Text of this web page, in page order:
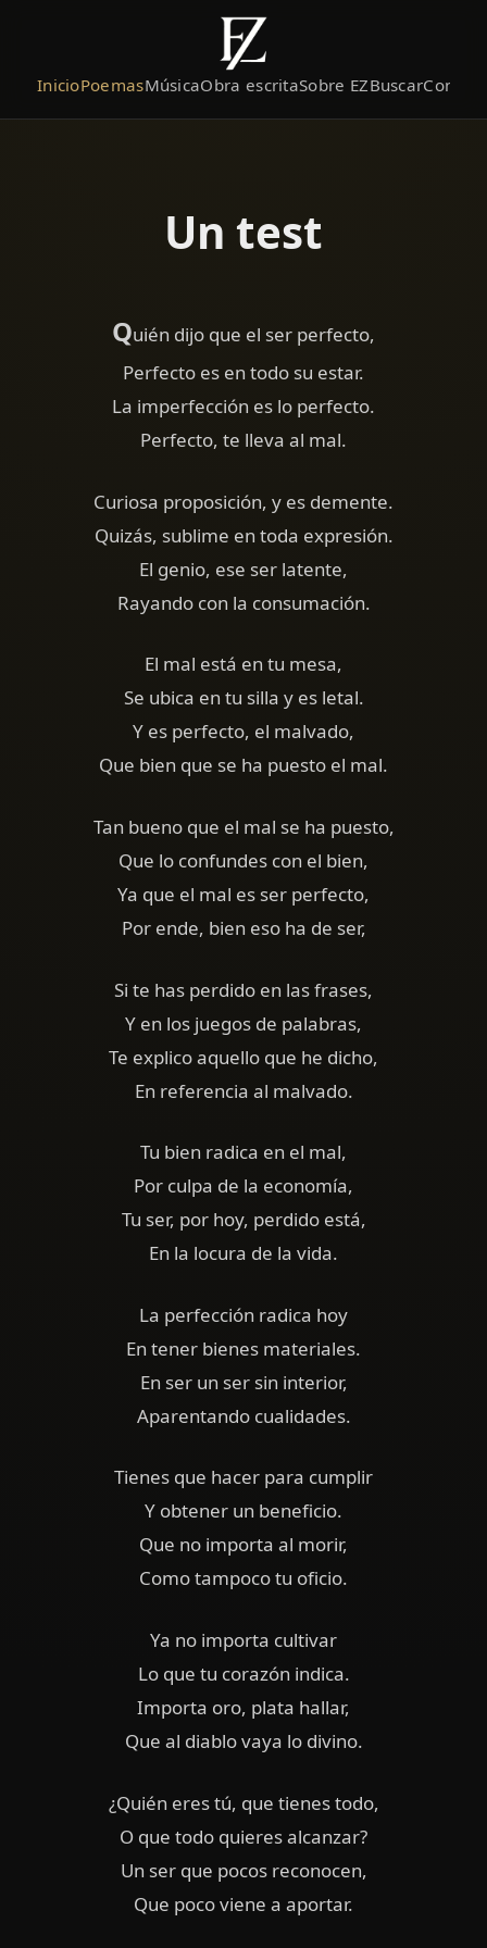
InicioPoemasMúsicaObra escritaSobre EZBuscar
Un test
Quién dijo que el ser perfecto,
Perfecto es en todo su estar.
La imperfección es lo perfecto.
Perfecto, te lleva al mal.
Curiosa proposición, y es demente.
Quizás, sublime en toda expresión.
El genio, ese ser latente,
Rayando con la consumación.
El mal está en tu mesa,
Se ubica en tu silla y es letal.
Y es perfecto, el malvado,
Que bien que se ha puesto el mal.
Tan bueno que el mal se ha puesto,
Que lo confundes con el bien,
Ya que el mal es ser perfecto,
Por ende, bien eso ha de ser,
Si te has perdido en las frases,
Y en los juegos de palabras,
Te explico aquello que he dicho,
En referencia al malvado.
Tu bien radica en el mal,
Por culpa de la economía,
Tu ser, por hoy, perdido está,
En la locura de la vida.
La perfección radica hoy
En tener bienes materiales.
En ser un ser sin interior,
Aparentando cualidades.
Tienes que hacer para cumplir
Y obtener un beneficio.
Que no importa al morir,
Como tampoco tu oficio.
Ya no importa cultivar
Lo que tu corazón indica.
Importa oro, plata hallar,
Que al diablo vaya lo divino.
¿Quién eres tú, que tienes todo,
O que todo quieres alcanzar?
Un ser que pocos reconocen,
Que poco viene a aportar.